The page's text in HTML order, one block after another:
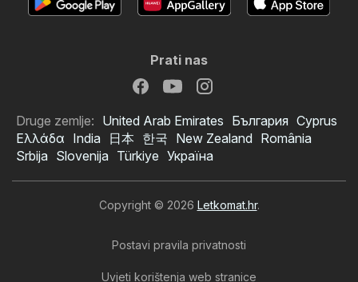
Prati nas
Druge zemlje: United Arab Emirates България Cyprus
Ελλάδα India 日本 한국 New Zealand România
Srbija Slovenija Türkiye Україна
Copyright © 2026 Letkomat.hr.
Postavi pravila privatnosti
Uvjeti korištenja web stranice